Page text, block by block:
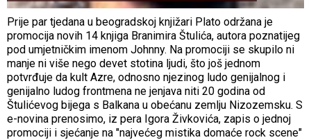
Prije par tjedana u beogradskoj knjižari Plato održana je
promocija novih 14 knjiga Branimira Štulića, autora poznatijeg
pod umjetničkim imenom Johnny. Na promociji se skupilo ni
manje ni više nego devet stotina ljudi, što još jednom
potvrđuje da kult Azre, odnosno njezinog ludo genijalnog i
genijalno ludog frontmena ne jenjava niti 20 godina od
Štulićevog bijega s Balkana u obećanu zemlju Nizozemsku. S
e-novina prenosimo, iz pera Igora Živkovića, zapis o jednoj
promociji i sjećanje na "najvećeg mistika domaće rock scene"